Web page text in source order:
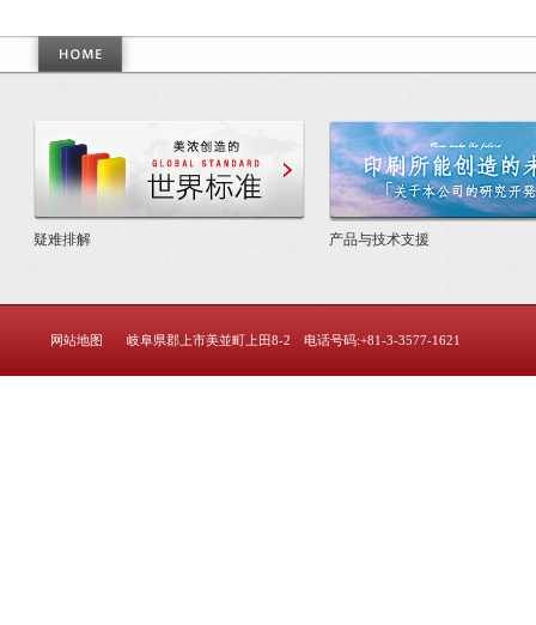
美浓创造的世界标准
疑难排解 产品与技术支援
网站地图 岐阜県郡上市美並町上田8-2 电话号码:+81-3-3577-1621